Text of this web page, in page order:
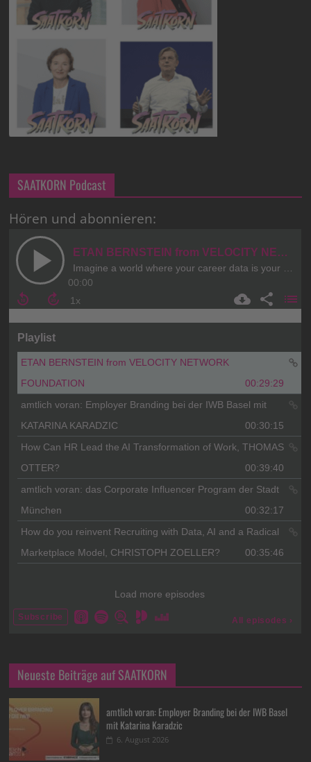
SAATKORN Podcast
Hören und abonnieren:
Neueste Beiträge auf SAATKORN
amtlich voran: Employer Branding bei der IWB Basel
mit Katarina Karadzic
6. August 2026